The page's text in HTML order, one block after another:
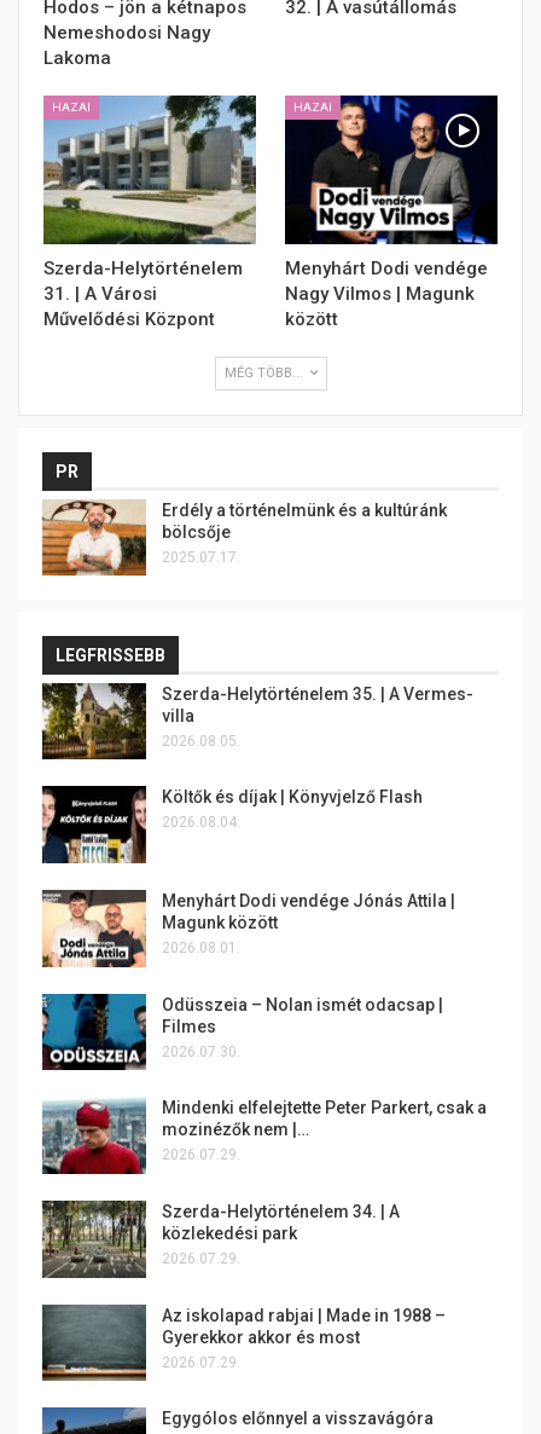
Hodos – jön a kétnapos
Nemeshodosi Nagy
Lakoma
32. | A vasútállomás
HAZAI
Szerda-Helytörténelem
31. | A Városi
Művelődési Központ
HAZAI
Menyhárt Dodi vendége
Nagy Vilmos | Magunk
között
MÉG TÖBB...
PR
Erdély a történelmünk és a kultúránk
bölcsője
2025.07.17.
LEGFRISSEBB
Szerda-Helytörténelem 35. | A Vermes-
villa
2026.08.05.
Költők és díjak | Könyvjelző Flash
2026.08.04.
Menyhárt Dodi vendége Jónás Attila |
Magunk között
2026.08.01.
Odüsszeia – Nolan ismét odacsap |
Filmes
2026.07.30.
Mindenki elfelejtette Peter Parkert, csak a
mozinézők nem |…
2026.07.29.
Szerda-Helytörténelem 34. | A
közlekedési park
2026.07.29.
Az iskolapad rabjai | Made in 1988 –
Gyerekkor akkor és most
2026.07.29.
Egygólos előnnyel a visszavágóra